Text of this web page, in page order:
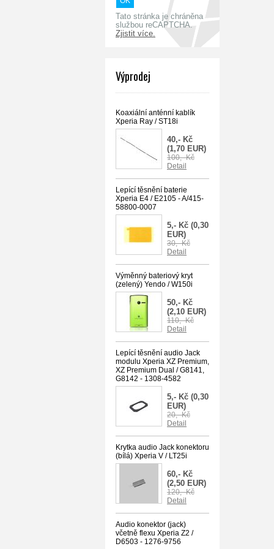
Tato stránka je chráněna
službou reCAPTCHA.
Zjistit více.
Výprodej
Koaxiální anténní kablík
Xperia Ray / ST18i
40,- Kč
(1,70 EUR)
100,- Kč
Detail
Lepící těsnění baterie
Xperia E4 / E2105 - A/415-
58800-0007
5,- Kč (0,30
EUR)
30,- Kč
Detail
Výměnný bateriový kryt
(zelený) Yendo / W150i
50,- Kč
(2,10 EUR)
110,- Kč
Detail
Lepící těsnění audio Jack
modulu Xperia XZ Premium,
XZ Premium Dual / G8141,
G8142 - 1308-4582
5,- Kč (0,30
EUR)
20,- Kč
Detail
Krytka audio Jack konektoru
(bílá) Xperia V / LT25i
60,- Kč
(2,50 EUR)
120,- Kč
Detail
Audio konektor (jack)
včetně flexu Xperia Z2 /
D6503 - 1276-9756